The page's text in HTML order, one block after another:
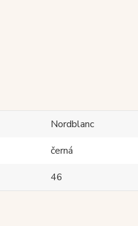
Nordblanc
černá
46